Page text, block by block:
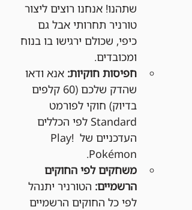
שתהנו! אנחנו רוצים ליצור
טורניר תחרותי אבל גם
כיפי, שכולם ירגישו בו בנוח
ומכובדים.
חפיסות חוקיות: אנא ודאו
שהדק שלכם (60 קלפים
בדיוק) חוקי לפורמט
Standard לפי הכללים
העדכניים של Play!
Pokémon.
משחקים לפי החוקים
הרשמיים: הטורניר יתנהל
לפי כל החוקים הרשמיים